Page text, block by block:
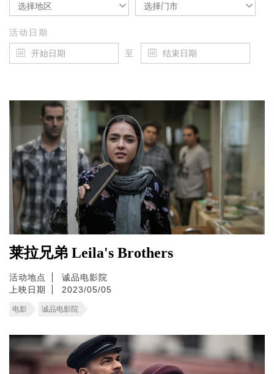
选择地区 选择门市
活动日期
至
莱拉兄弟 Leila's Brothers
活动地点
诚品电影院
上映日期
2023/05/05
电影 诚品电影院